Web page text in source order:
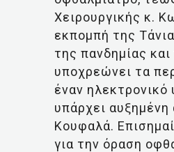
Χειρουργικής κ.
εκπομπή της
της πανδημίας
υποχρεώνει τα
έναν ηλεκτρονικό
υπάρχει αυξημένη
Κουφαλά.
για την όραση